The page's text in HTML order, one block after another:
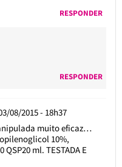
RESPONDER
RESPONDER
08/2015 - 18h37
muito eficaz…
10%,
ml. TESTADA E